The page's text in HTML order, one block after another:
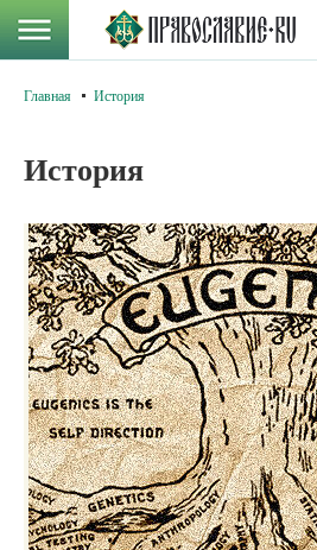
Главная История
История